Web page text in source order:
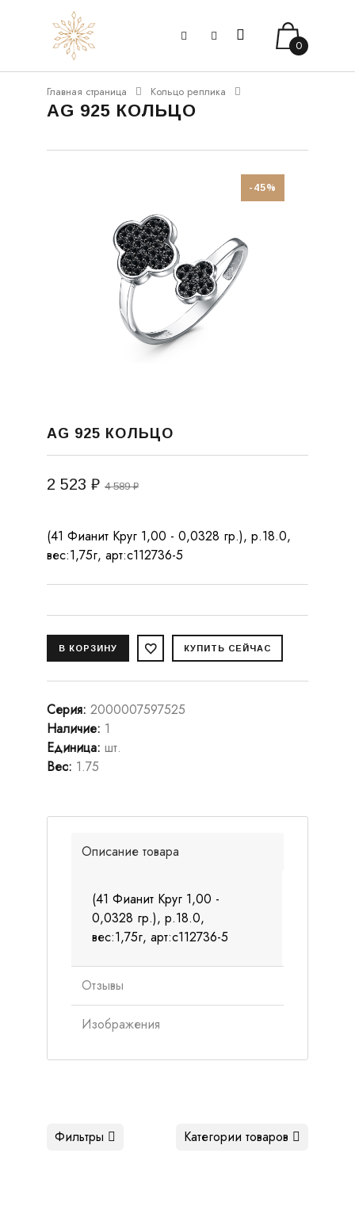
0
Главная страница Кольцо реплика
AG 925 КОЛЬЦО
-45%
AG 925 КОЛЬЦО
2 523 ₽ 4 589 ₽
(41 Фианит Круг 1,00 - 0,0328 гр.), р.18.0,
вес:1,75г, арт:с112736-5
Серия: 2000007597525
Наличие: 1
Единица: шт.
Вес: 1.75
Описание товара
(41 Фианит Круг 1,00 -
0,0328 гр.), р.18.0,
вес:1,75г, арт:с112736-5
Отзывы
Изображения
Категории товаров
Фильтры